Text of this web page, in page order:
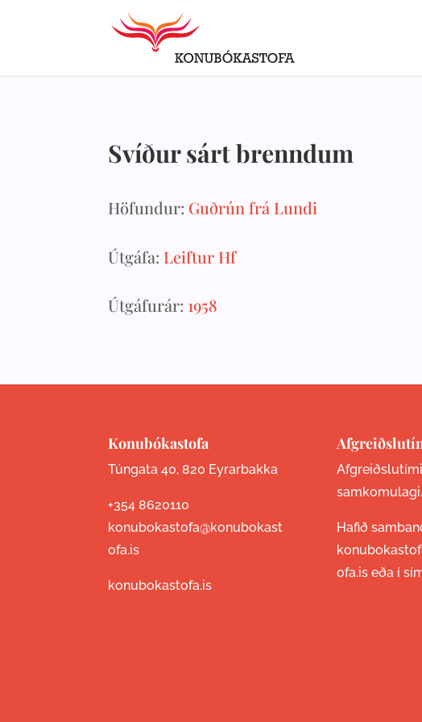
Svíður sárt brenndum
Höfundur: Guðrún frá Lundi
Útgáfa: Leiftur Hf
Útgáfurár: 1958
Konubókastofa
Túngata 40, 820 Eyrarbakka
+354 8620110
konubokastofa@konubokast
ofa.is
konubokastofa.is
samkomulagi.
Hafið
ofa.is eða í